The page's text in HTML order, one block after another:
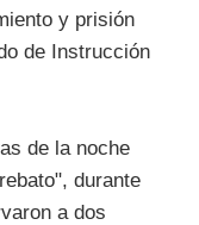
y prisión
de Instrucción
de la noche
durante
a dos